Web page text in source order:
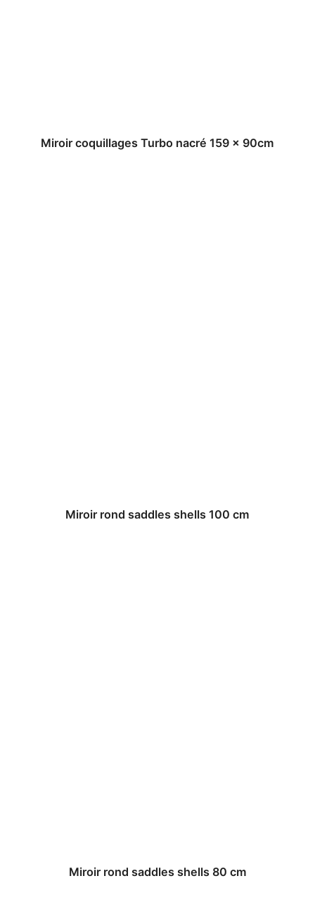
Miroir coquillages Turbo nacré 159 x 90cm
Miroir rond saddles shells 100 cm
Miroir rond saddles shells 80 cm